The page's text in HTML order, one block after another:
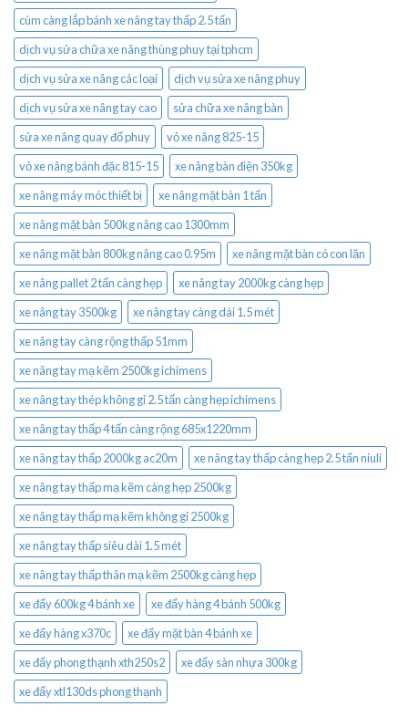
cùm càng lắp bánh xe nâng tay thấp 2.5 tấn
dịch vụ sửa chữa xe nâng thùng phuy tại tphcm
dịch vụ sửa xe nâng các loại
dịch vụ sửa xe nâng phuy
dịch vụ sửa xe nâng tay cao
sửa chữa xe nâng bàn
sửa xe nâng quay đổ phuy
vỏ xe nâng 825-15
vỏ xe nâng bánh đặc 815-15
xe nâng bàn điện 350kg
xe nâng máy móc thiết bị
xe nâng mặt bàn 1 tấn
xe nâng mặt bàn 500kg nâng cao 1300mm
xe nâng mặt bàn 800kg nâng cao 0.95m
xe nâng mặt bàn có con lăn
xe nâng pallet 2 tấn càng hẹp
xe nâng tay 2000kg càng hẹp
xe nâng tay 3500kg
xe nâng tay càng dài 1.5 mét
xe nâng tay càng rộng thấp 51mm
xe nâng tay mạ kẽm 2500kg ichimens
xe nâng tay thép không gỉ 2.5 tấn càng hẹp ichimens
xe nâng tay thấp 4 tấn càng rộng 685x1220mm
xe nâng tay thấp 2000kg ac20m
xe nâng tay thấp càng hẹp 2.5 tấn niuli
xe nâng tay thấp mạ kẽm càng hẹp 2500kg
xe nâng tay thấp mạ kẽm không gỉ 2500kg
xe nâng tay thấp siêu dài 1.5 mét
xe nâng tay thấp thân mạ kẽm 2500kg càng hẹp
xe đẩy 600kg 4 bánh xe
xe đẩy hàng 4 bánh 500kg
xe đẩy hàng x370c
xe đẩy mặt bàn 4 bánh xe
xe đẩy phong thạnh xth250s2
xe đẩy sàn nhựa 300kg
xe đẩy xtl130ds phong thạnh